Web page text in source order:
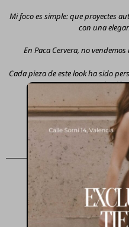
Mi foco es simple: que proyectes
con una
En Paca Cervera, no
Cada pieza de este look ha sido
colección
Look